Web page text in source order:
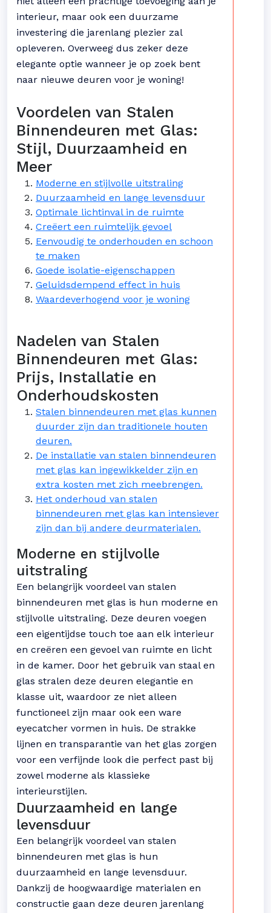
interieur, maar ook een duurzame
investering die jarenlang plezier zal
opleveren. Overweeg dus zeker deze
elegante optie wanneer je op zoek bent
naar nieuwe deuren voor je woning!
Voordelen van Stalen
Binnendeuren met Glas:
Stijl, Duurzaamheid en
Meer
Moderne en stijlvolle uitstraling
Duurzaamheid en lange levensduur
Optimale lichtinval in de ruimte
Creëert een ruimtelijk gevoel
Eenvoudig te onderhouden en schoon
te maken
Goede isolatie-eigenschappen
Geluidsdempend effect in huis
Waardeverhogend voor je woning
Nadelen van Stalen
Binnendeuren met Glas:
Prijs, Installatie en
Onderhoudskosten
Stalen binnendeuren met glas kunnen
duurder zijn dan traditionele houten
deuren.
De installatie van stalen binnendeuren
met glas kan ingewikkelder zijn en
extra kosten met zich meebrengen.
Het onderhoud van stalen
binnendeuren met glas kan intensiever
zijn dan bij andere deurmaterialen.
Moderne en stijlvolle
uitstraling
Een belangrijk voordeel van stalen
binnendeuren met glas is hun moderne en
stijlvolle uitstraling. Deze deuren voegen
een eigentijdse touch toe aan elk interieur
en creëren een gevoel van ruimte en licht
in de kamer. Door het gebruik van staal en
glas stralen deze deuren elegantie en
klasse uit, waardoor ze niet alleen
functioneel zijn maar ook een ware
eyecatcher vormen in huis. De strakke
lijnen en transparantie van het glas zorgen
voor een verfijnde look die perfect past bij
zowel moderne als klassieke
interieurstijlen.
Duurzaamheid en lange
levensduur
Een belangrijk voordeel van stalen
binnendeuren met glas is hun
duurzaamheid en lange levensduur.
Dankzij de hoogwaardige materialen en
constructie gaan deze deuren jarenlang